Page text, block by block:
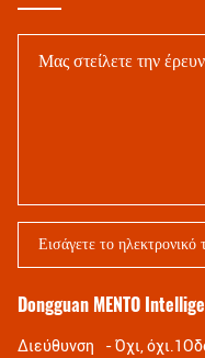
Dongguan MENTO
Διεύθυνση - Όχι,